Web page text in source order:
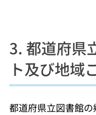
3. 都道府県
ト及び地域
都道府県立図書館